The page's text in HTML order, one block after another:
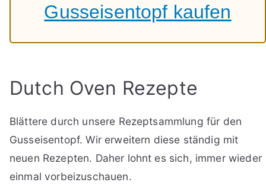
Gusseisentopf kaufen
Dutch Oven Rezepte
Blättere durch unsere Rezeptsammlung für den
Gusseisentopf. Wir erweitern diese ständig mit
neuen Rezepten. Daher lohnt es sich, immer wieder
einmal vorbeizuschauen.